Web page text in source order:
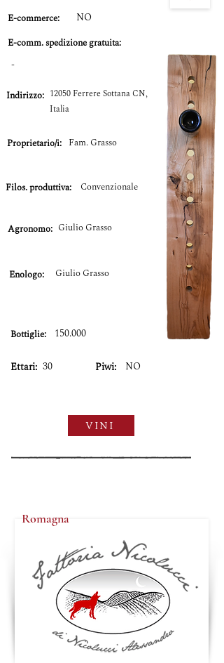
E-commerce:
NO
E-comm.spedizione gratuita:
-
Fam. Grasso
Proprietario/i:
Indirizzo: 12050 Ferrere Sottana CN,
Italia
Filos. produttiva: Convenzionale
Agronomo: Giulio Grasso
Enologo: Giulio Grasso
Bottiglie: 150.000
Ettari: 30 Piwi: NO
VINI
Romagna